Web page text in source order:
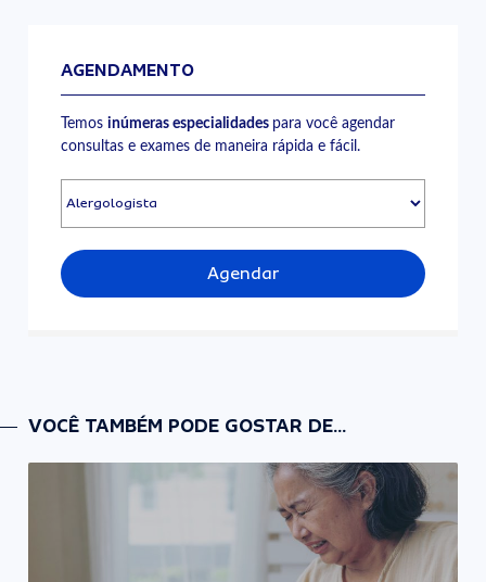
AGENDAMENTO
Temosinúmeras especialidades para você agendar
consultas e exames de maneira rápida e fácil.
Agendar
VOCÊ TAMBÉM PODE GOSTAR DE...